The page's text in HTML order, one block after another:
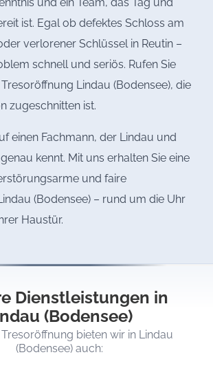
ist. Egal ob defektes Schloss am
verlorener Schlüssel in Reutin –
schnell und seriös. Rufen Sie
Lindau (Bodensee), die
zugeschnitten ist.
einen Fachmann, der Lindau und
kennt. Mit uns erhalten Sie eine
und faire
(Bodensee) – rund um die Uhr
Haustür.
Dienstleistungen in
(Bodensee)
bieten wir in Lindau
(Bodensee) auch: